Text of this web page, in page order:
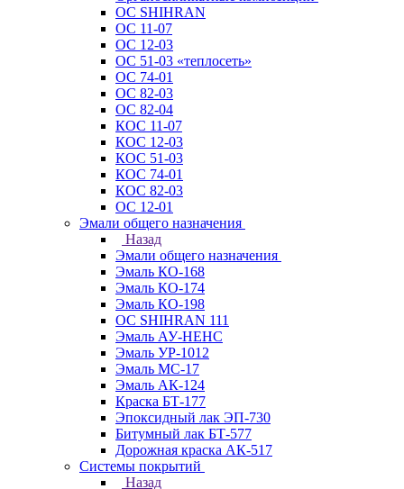
ОС SHIHRAN
ОС 11-07
ОС 12-03
ОС 51-03 «теплосеть»
ОС 74-01
ОС 82-03
ОС 82-04
КОС 11-07
КОС 12-03
КОС 51-03
КОС 74-01
КОС 82-03
ОС 12-01
Эмали общего назначения
Назад
Эмали общего назначения
Эмаль КО-168
Эмаль КО-174
Эмаль КО-198
ОС SHIHRAN 111
Эмаль АУ-НЕНС
Эмаль УР-1012
Эмаль МС-17
Эмаль АК-124
Краска БТ-177
Эпоксидный лак ЭП-730
Битумный лак БТ-577
Дорожная краска АК-517
Системы покрытий
Назад